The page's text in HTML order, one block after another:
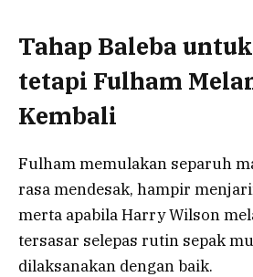
Tahap Baleba
tetapi Fulham
Kembali
Fulham memulakan separuh
rasa mendesak, hampir
merta apabila Harry Wilson
tersasar selepas rutin sepak
dilaksanakan dengan baik.